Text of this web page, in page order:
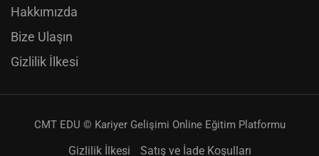
Hakkımızda
Bize Ulaşın
Gizlilik İlkesi
CMT EDU © Kariyer Gelişimi Online Eğitim Platformu
Gizlilik İlkesi Satış ve İade Koşulları